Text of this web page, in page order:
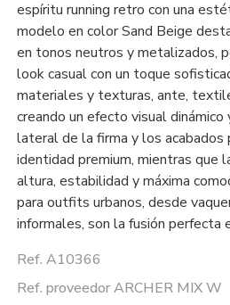
espíritu running retro con una
modelo en color Sand Beige
en tonos neutros y metalizados,
look casual con un toque
materiales y texturas, ante,
creando un efecto visual
lateral de la firma y los acabados
identidad premium, mientras que
altura, estabilidad y máxima
para outfits urbanos, desde
informales, son la fusión perfecta
Ref. A10366
Ref. proveedor ARCHER MIX W